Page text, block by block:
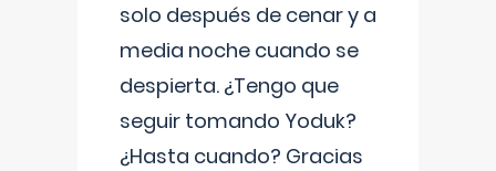
solo después de cenar y a
media noche cuando se
despierta. ¿Tengo que
seguir tomando Yoduk?
¿Hasta cuando? Gracias